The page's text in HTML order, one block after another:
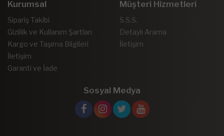
Kurumsal
Sipariş Takibi
Gizlilik ve Kullanım Şartları
Kargo ve Taşıma Bilgileri
İletişim
Garanti ve İade
Müşteri Hizmetleri
S.S.S.
Detaylı Arama
İletişim
Sosyal Medya